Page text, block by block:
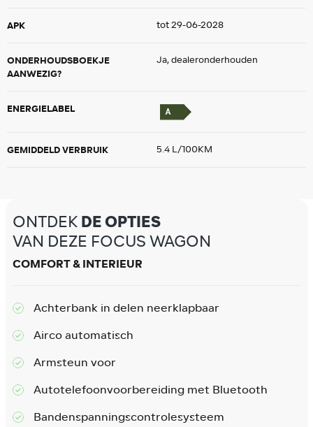
APK tot 29-06-2028
ONDERHOUDSBOEKJE
AANWEZIG?
Ja, dealeronderhouden
ENERGIELABEL
GEMIDDELD VERBRUIK 5.4 L/100KM
ONTDEK DE OPTIES
VAN DEZE FOCUS WAGON
COMFORT & INTERIEUR
Achterbank in delen neerklapbaar
Airco automatisch
Armsteun voor
Autotelefoonvoorbereiding met Bluetooth
Bandenspanningscontrolesysteem